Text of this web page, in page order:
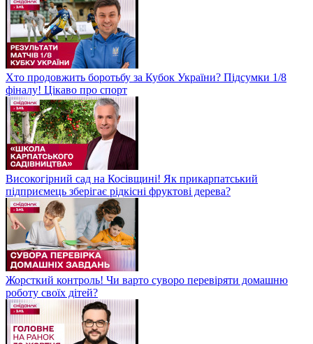
Хто продовжить боротьбу за Кубок України? Підсумки 1/8
фіналу! Цікаво про спорт
Високогірний сад на Косівщині! Як прикарпатський
підприємець зберігає рідкісні фруктові дерева?
Жорсткий контроль! Чи варто суворо перевіряти домашню
роботу своїх дітей?